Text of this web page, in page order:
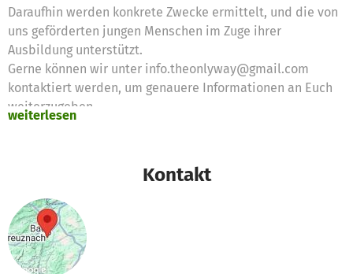
Daraufhin werden konkrete Zwecke ermittelt, und die von
uns geförderten jungen Menschen im Zuge ihrer
Ausbildung unterstützt.
Gerne können wir unter info.theonlyway@gmail.com
kontaktiert werden, um genauere Informationen an Euch
weiterzugeben.
KICKSTART Azubi-Unterkunft (Phase 1) 500,00 €
weiterlesen
Kontakt